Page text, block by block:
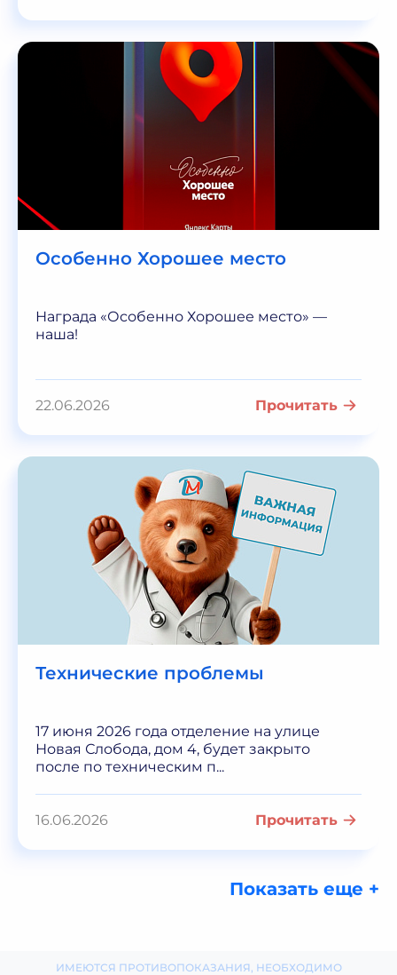
Особенно Хорошее место
Награда «Особенно Хорошее место» —
наша!
22.06.2026 Прочитать
Технические проблемы
17 июня 2026 года отделение на улице
Новая Слобода, дом 4, будет закрыто
после по техническим п...
16.06.2026 Прочитать
Показать еще +
ИМЕЮТСЯ ПРОТИВОПОКАЗАНИЯ, НЕОБХОДИМО